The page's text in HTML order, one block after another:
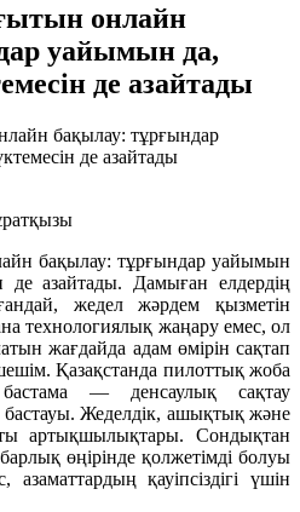
онлайн
уайымын да,
де азайтады
бақылау: тұрғындар уайымын
де азайтады. Дамыған елдердің
жедел жәрдем қызметін
технологиялық жаңару емес, ол
жағдайда адам өмірін сақтап
Қазақстанда пилоттық жоба
— денсаулық сақтау
бастауы. Жеделдік, ашықтық және
артықшылықтары. Сондықтан
өңірінде қолжетімді болуы
қауіпсіздігі үшін